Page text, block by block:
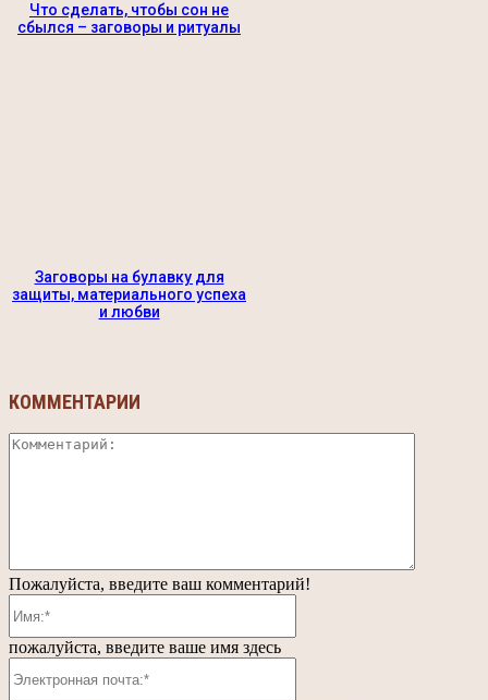
Что сделать, чтобы сон не
сбылся – заговоры и ритуалы
Заговоры на булавку для
защиты, материального успеха
и любви
КОММЕНТАРИИ
Пожалуйста, введите ваш комментарий!
пожалуйста, введите ваше имя здесь